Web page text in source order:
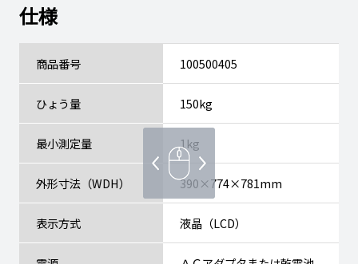
仕様
商品番号 100500405
ひょう量 150kg
最小測定量 1kg
外形寸法（WDH） 390×774×781mm
表示方式 液晶（LCD）